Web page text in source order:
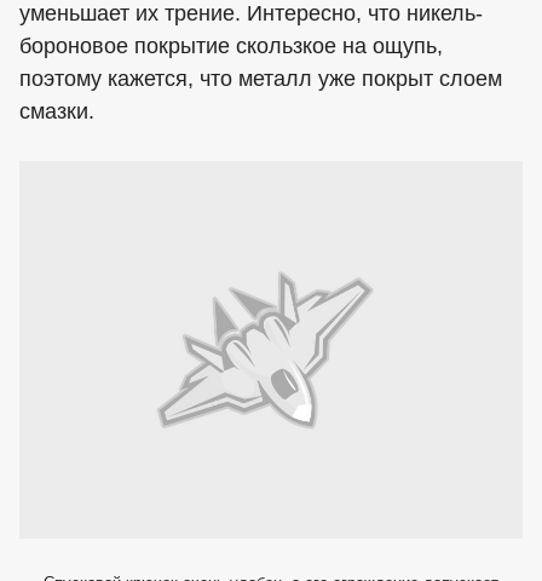
уменьшает их трение. Интересно, что никель-
бороновое покрытие скользкое на ощупь,
поэтому кажется, что металл уже покрыт слоем
смазки.